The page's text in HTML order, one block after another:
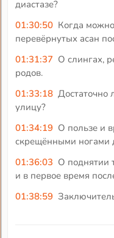
диастазе?
01:30:50 Когда
перевёрнутых асан
01:31:37 О слингах,
родов.
01:33:18 Достаточно
улицу?
01:34:19 О пользе и
скрещёнными ногами
01:36:03 О поднятии
и в первое время
01:38:59